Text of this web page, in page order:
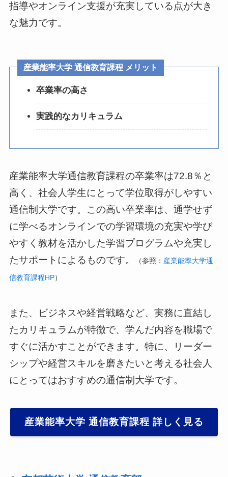
指導やオンライン支援が充実している点が大き
な魅力です。
産業能率大学 通信教育課程 メリット
卒業率の高さ
実践的なカリキュラム
産業能率大学通信教育課程の卒業率は72.8％と
高く、社会人学生にとって学位取得がしやすい
通信制大学です。この高い卒業率は、通学せず
に学べるオンラインでの学習環境の充実や学び
やすく教材を活かした学習プログラムや充実し
たサポートによるものです。
（参照： 産業能率大学通
信教育課程HP）
また、ビジネスや経営戦略など、実務に直結し
たカリキュラムが特徴で、学んだ内容を職場で
すぐに活かすことができます。特に、リーダー
シップや経営スキルを磨きたいと考える社会人
にとってはおすすめの通信制大学です。
産業能率大学 通信教育課程 詳しく見る